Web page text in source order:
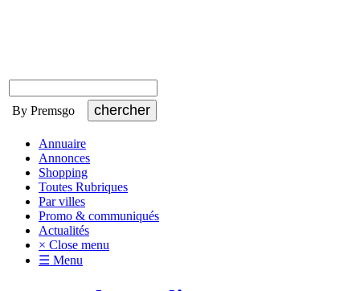
By Premsgo
Annuaire
Annonces
Shopping
Toutes Rubriques
Par villes
Promo & communiqués
Actualités
× Close menu
☰ Menu